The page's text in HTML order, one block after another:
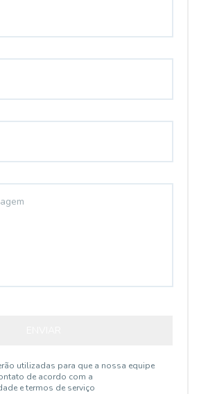
utilizadas para que a nossa equipe
de acordo com a
e termos de serviço